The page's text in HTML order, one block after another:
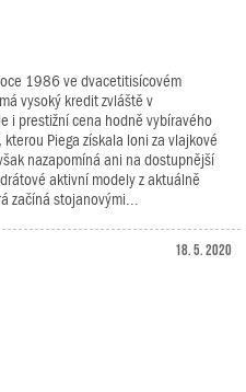
1986 ve dvacetitisícovém
vysoký kredit zvláště v
i prestižní cena hodně vybíravého
Piega získala loni za vlajkové
nazapomíná ani na dostupnější
aktivní modely z aktuálně
začíná stojanovými...
18. 5. 2020